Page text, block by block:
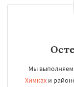
Мы выполняем
Химкахи